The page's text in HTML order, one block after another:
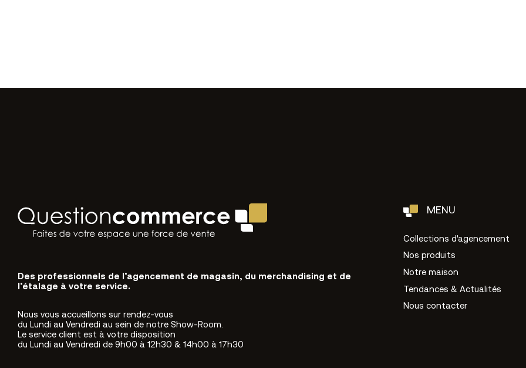
Des professionnels de l’agencement de magasin, du merchandising et de
l’étalage à votre service.
Nous vous accueillons sur rendez-vous
du Lundi au Vendredi au sein de notre Show-Room.
Le service client est à votre disposition
du Lundi au Vendredi de 9h00 à 12h30 & 14h00 à 17h30
MENU
Collections d'agencement
Nos produits
Notre maison
Tendances & Actualités
Nous contacter